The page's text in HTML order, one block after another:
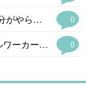
0
昭和の無敵の独居老人から見ると、自分がやらかしたことに嫁を出すなという感じがする。
0
「天才○ッカー」の私は50年モノのブルワーカーを愛用しているが息を止めて7秒止めるトレーニングは血圧にものすごく悪いそうだ。短時間に同じ動きを繰り返すトレーニングにしているがついつい「そんなのカンケーねぇ」と連呼してしまう。